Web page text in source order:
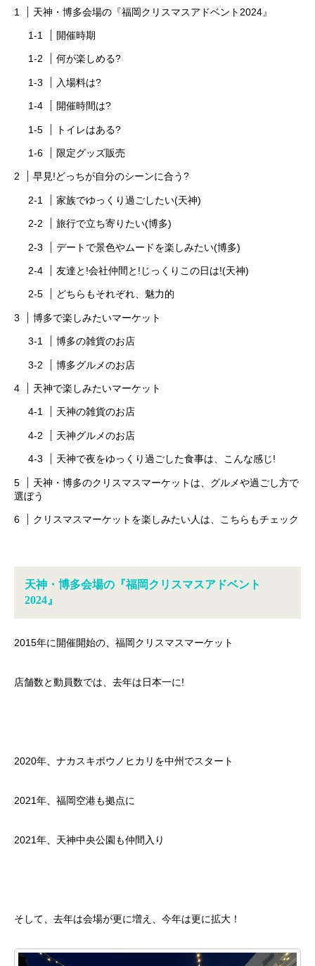
天神・博多会場の『福岡クリスマスアドベント2024』
開催時期
何が楽しめる?
入場料は?
開催時間は?
トイレはある?
限定グッズ販売
早見!どっちが自分のシーンに合う?
家族でゆっくり過ごしたい(天神)
旅行で立ち寄りたい(博多)
デートで景色やムードを楽しみたい(博多)
友達と!会社仲間と!じっくりこの日は!(天神)
どちらもそれぞれ、魅力的
博多で楽しみたいマーケット
博多の雑貨のお店
博多グルメのお店
天神で楽しみたいマーケット
天神の雑貨のお店
天神グルメのお店
天神で夜をゆっくり過ごした食事は、こんな感じ!
天神・博多のクリスマスマーケットは、グルメや過ごし方で
選ぼう
クリスマスマーケットを楽しみたい人は、こちらもチェック
天神・博多会場の『福岡クリスマスアドベント
2024』
2015年に開催開始の、福岡クリスマスマーケット
店舗数と動員数では、去年は日本一に!
2020年、ナカスキボウノヒカリを中州でスタート
2021年、福岡空港も拠点に
2021年、天神中央公園も仲間入り
そして、去年は会場が更に増え、今年は更に拡大！